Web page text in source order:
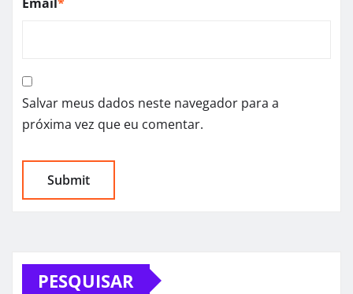
Salvar meus dados neste navegador para a
próxima vez que eu comentar.
PESQUISAR